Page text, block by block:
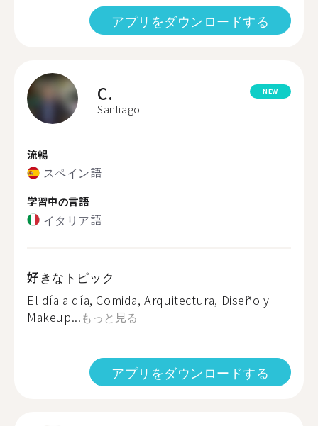
アプリをダウンロードする
C.
Santiago
NEW
流暢
スペイン語
学習中の言語
イタリア語
好きなトピック
El día a día, Comida, Arquitectura, Diseño y
Makeup...もっと見る
アプリをダウンロードする